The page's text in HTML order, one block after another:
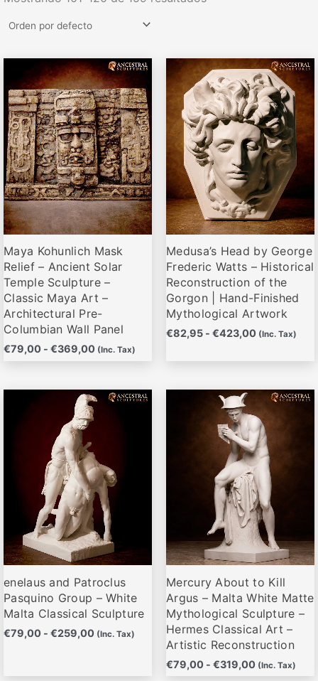
Maya Kohunlich Mask
Relief – Ancient Solar
Temple Sculpture –
Classic Maya Art –
Architectural Pre-
Columbian Wall Panel
€79,00 - €369,00
Rango
de
precios:
desde
€79,00
hasta
€369,00
(Inc. Tax)
producto
tiene
múltiples
variantes.
Las
opciones
se
pueden
elegir
en
la
página
de
producto
Medusa’s Head by George
Frederic Watts – Historical
Reconstruction of the
Gorgon | Hand-Finished
Mythological Artwork
€82,95 - €423,00
Rango
de
precios:
desde
€82,95
hasta
€423,00
(Inc. Tax)
Este
producto
tiene
múltiples
variantes.
Las
opciones
se
pueden
elegir
en
la
página
de
producto
enelaus and Patroclus
Pasquino Group – White
Malta Classical Sculpture
€79,00 - €259,00
Rango
hasta
€259,00
(Inc. Tax)
variantes.
opciones
pueden
elegir
en
la
página
de
Mercury About to Kill
Argus – Malta White Matte
Mythological Sculpture –
Hermes Classical Art –
Artistic Reconstruction
€79,00 - €319,00
Rango
de
precios:
desde
€79,00
hasta
€319,00
(Inc. Tax)
variantes.
pueden
elegir
en
la
página
de